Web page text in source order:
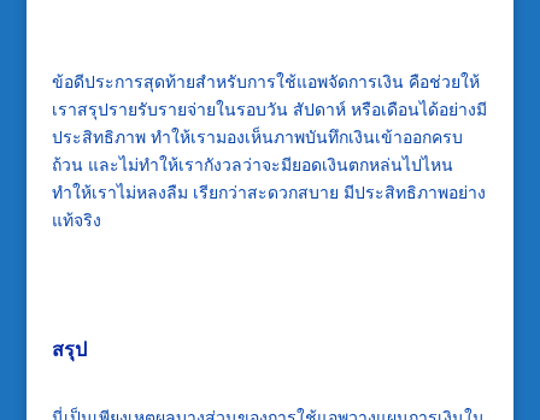
ข้อดีประการสุดท้ายสำหรับการใช้แอพจัดการเงินคือช่วยให้
เราสรุปรายรับรายจ่ายในรอบวัน สัปดาห์ หรือเดือนได้อย่างมี
ประสิทธิภาพ ทำให้เรามองเห็นภาพบันทึกเงินเข้าออกครบ
ถ้วน และไม่ทำให้เรากังวลว่าจะมียอดเงินตกหล่นไปไหน
ทำให้เราไม่หลงลืม เรียกว่าสะดวกสบาย มีประสิทธิภาพอย่าง
แท้จริง
สรุป